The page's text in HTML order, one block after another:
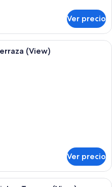
Ver precio
Una habitación de hotel con una
(View)
Ver precio
Una habitación de hotel con una